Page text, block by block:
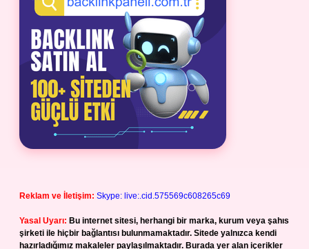
Reklam ve İletişim: Skype: live:.cid.575569c608265c69
Yasal Uyarı: Bu internet sitesi, herhangi bir marka, kurum veya şahıs
şirketi ile hiçbir bağlantısı bulunmamaktadır. Sitede yalnızca kendi
hazırladığımız makaleler paylaşılmaktadır. Burada yer alan içerikler